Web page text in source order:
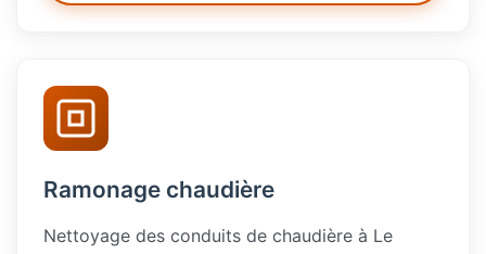
Ramonage chaudière
Nettoyage des conduits de chaudière à Le